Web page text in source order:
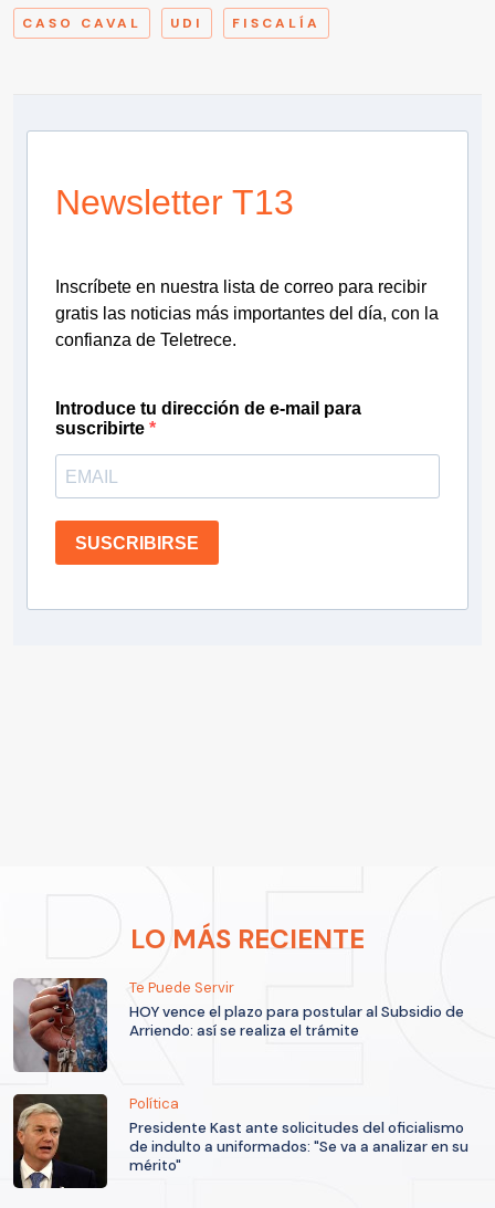
CASO CAVAL UDI FISCALÍA
Newsletter T13
Inscríbete en nuestra lista de correo para recibir
gratis las noticias más importantes del día, con la
confianza de Teletrece.
Introduce tu dirección de e-mail para
suscribirte
SUSCRIBIRSE
LO MÁS RECIENTE
Te Puede Servir
HOY vence el plazo para postular al Subsidio de
Arriendo: así se realiza el trámite
Política
Presidente Kast ante solicitudes del oficialismo
de indulto a uniformados: "Se va a analizar en su
mérito"